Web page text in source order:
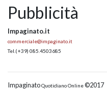
Pubblicità
Impaginato.it
commerciale@impaginato.it
Tel. (+39) 085.4503685
ImpaginatoQuotidiano Online©2017